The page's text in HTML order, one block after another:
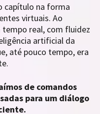
capítulo na forma
virtuais. Ao
real, com fluidez
artificial da
até pouco tempo, era
de comandos
para um diálogo